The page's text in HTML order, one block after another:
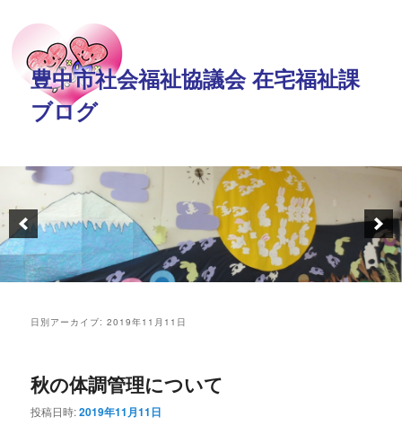
豊中市社会福祉協議会 在宅福祉課
ブログ
日別アーカイブ:2019年11月11日
秋の体調管理について
投稿日時:2019年11月11日